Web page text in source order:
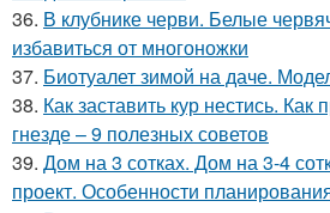
36. В клубнике черви. Белые
избавиться от многоножки
37. Биотуалет зимой на даче.
38. Как заставить кур нестись. Как
гнезде – 9 полезных советов
39. Дом на 3 сотках. Дом на 3-4
проект. Особенности